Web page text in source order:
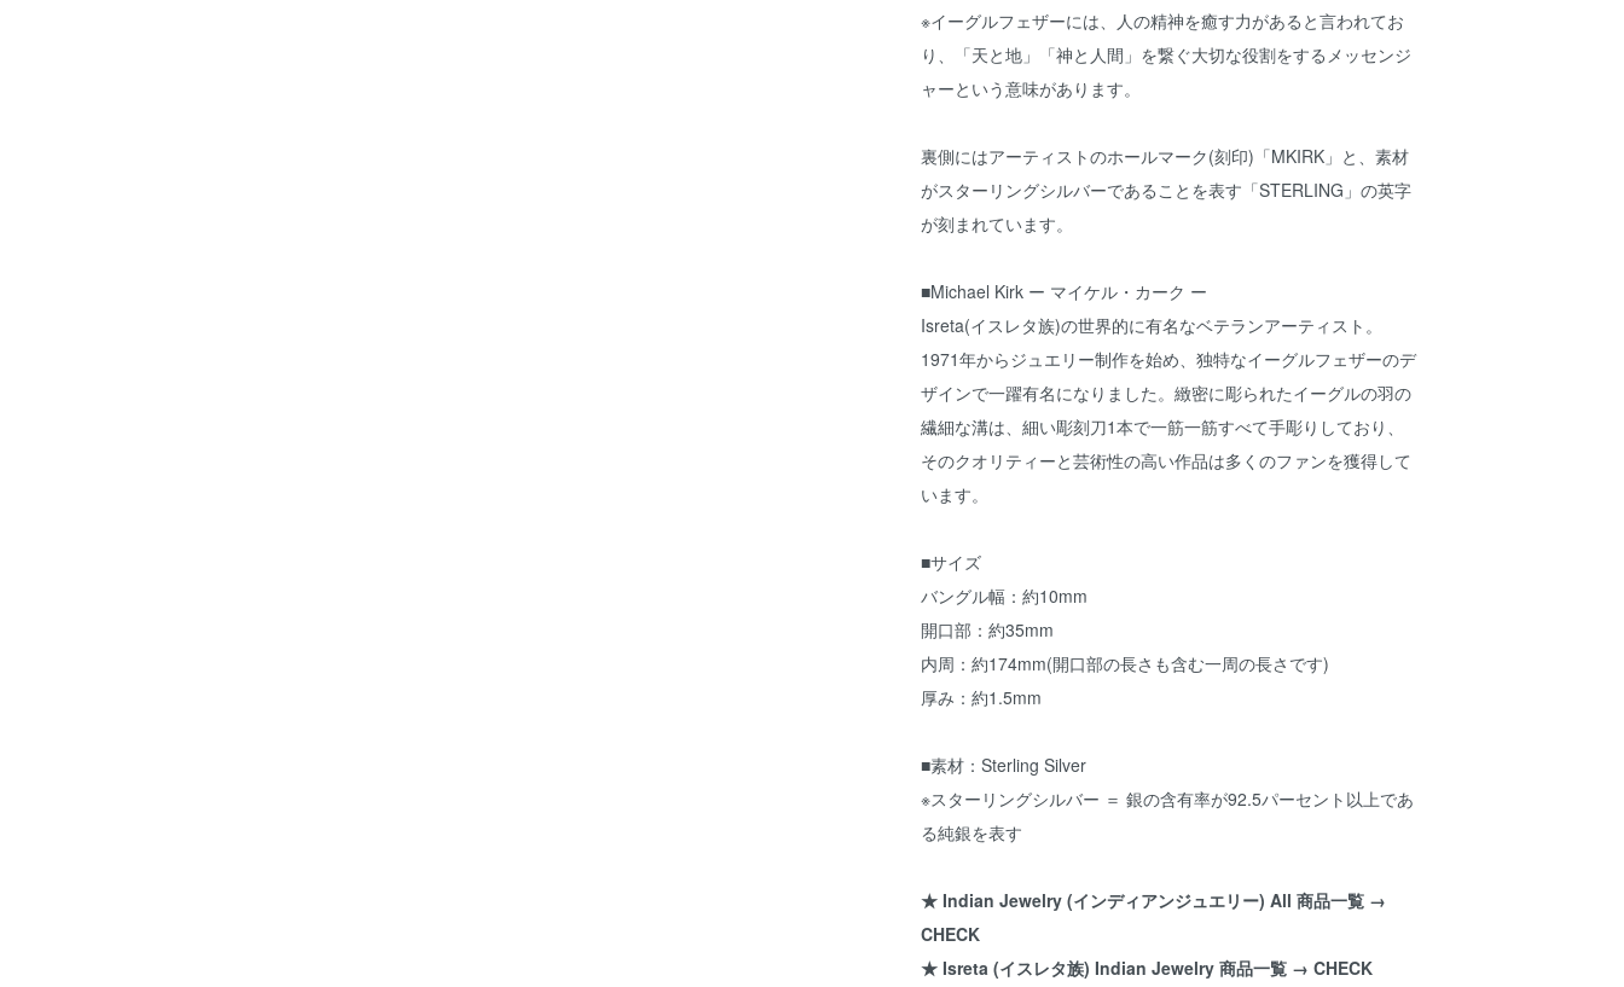
※イーグルフェザーには、人の精神を癒す力があると言われてお
り、「天と地」「神と人間」を繋ぐ大切な役割をするメッセンジ
ャーという意味があります。
裏側にはアーティストのホールマーク(刻印)「MKIRK」と、素材
がスターリングシルバーであることを表す「STERLING」の英字
が刻まれています。
■Michael Kirk ー マイケル・カーク ー
Isreta(イスレタ族)の世界的に有名なベテランアーティスト。
1971年からジュエリー制作を始め、独特なイーグルフェザーのデ
ザインで一躍有名になりました。緻密に彫られたイーグルの羽の
繊細な溝は、細い彫刻刀1本で一筋一筋すべて手彫りしており、
そのクオリティーと芸術性の高い作品は多くのファンを獲得して
います。
■サイズ
バングル幅：約10mm
開口部：約35mm
内周：約174mm(開口部の長さも含む一周の長さです)
厚み：約1.5mm
■素材：Sterling Silver
※スターリングシルバー ＝ 銀の含有率が92.5パーセント以上であ
る純銀を表す
★ Indian Jewelry (インディアンジュエリー) All 商品一覧 →
CHECK
★ Isreta (イスレタ族) Indian Jewelry 商品一覧 → CHECK